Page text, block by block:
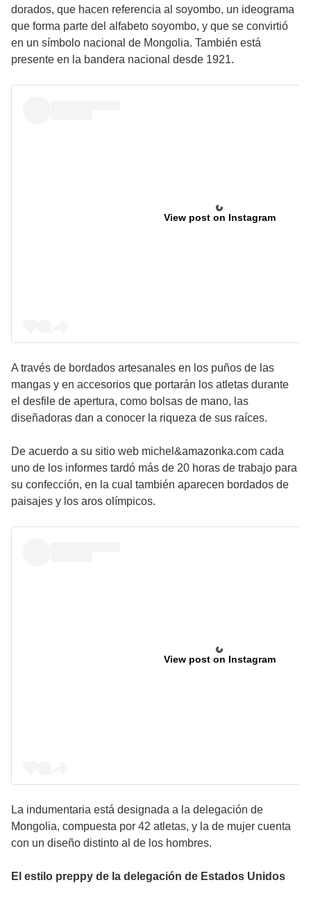
dorados, que hacen referencia al soyombo, un ideograma
que forma parte del alfabeto soyombo, y que se convirtió
en un símbolo nacional de Mongolia. También está
presente en la bandera nacional desde 1921.
View post on Instagram
A través de bordados artesanales en los puños de las
mangas y en accesorios que portarán los atletas durante
el desfile de apertura, como bolsas de mano, las
diseñadoras dan a conocer la riqueza de sus raíces.
De acuerdo a su sitio web michel&amazonka.com cada
uno de los informes tardó más de 20 horas de trabajo para
su confección, en la cual también aparecen bordados de
paisajes y los aros olímpicos.
View post on Instagram
La indumentaria está designada a la delegación de
Mongolia, compuesta por 42 atletas, y la de mujer cuenta
con un diseño distinto al de los hombres.
El estilo preppy de la delegación de Estados Unidos